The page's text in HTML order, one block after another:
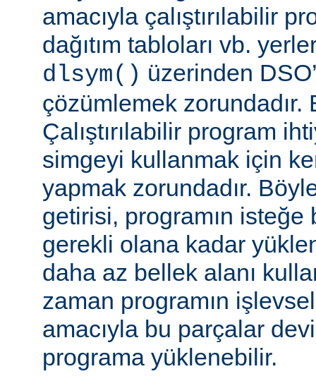
amacıyla çalıştırılabilir
dağıtım tabloları vb.
dlsym() üzerinden
çözümlemek
Çalıştırılabilir program
simgeyi kullanmak için
yapmak zorundadır.
getirisi, programın isteğe
gerekli olana kadar
daha az bellek alanı
zaman programın
amacıyla bu parçalar
programa yüklenebilir.